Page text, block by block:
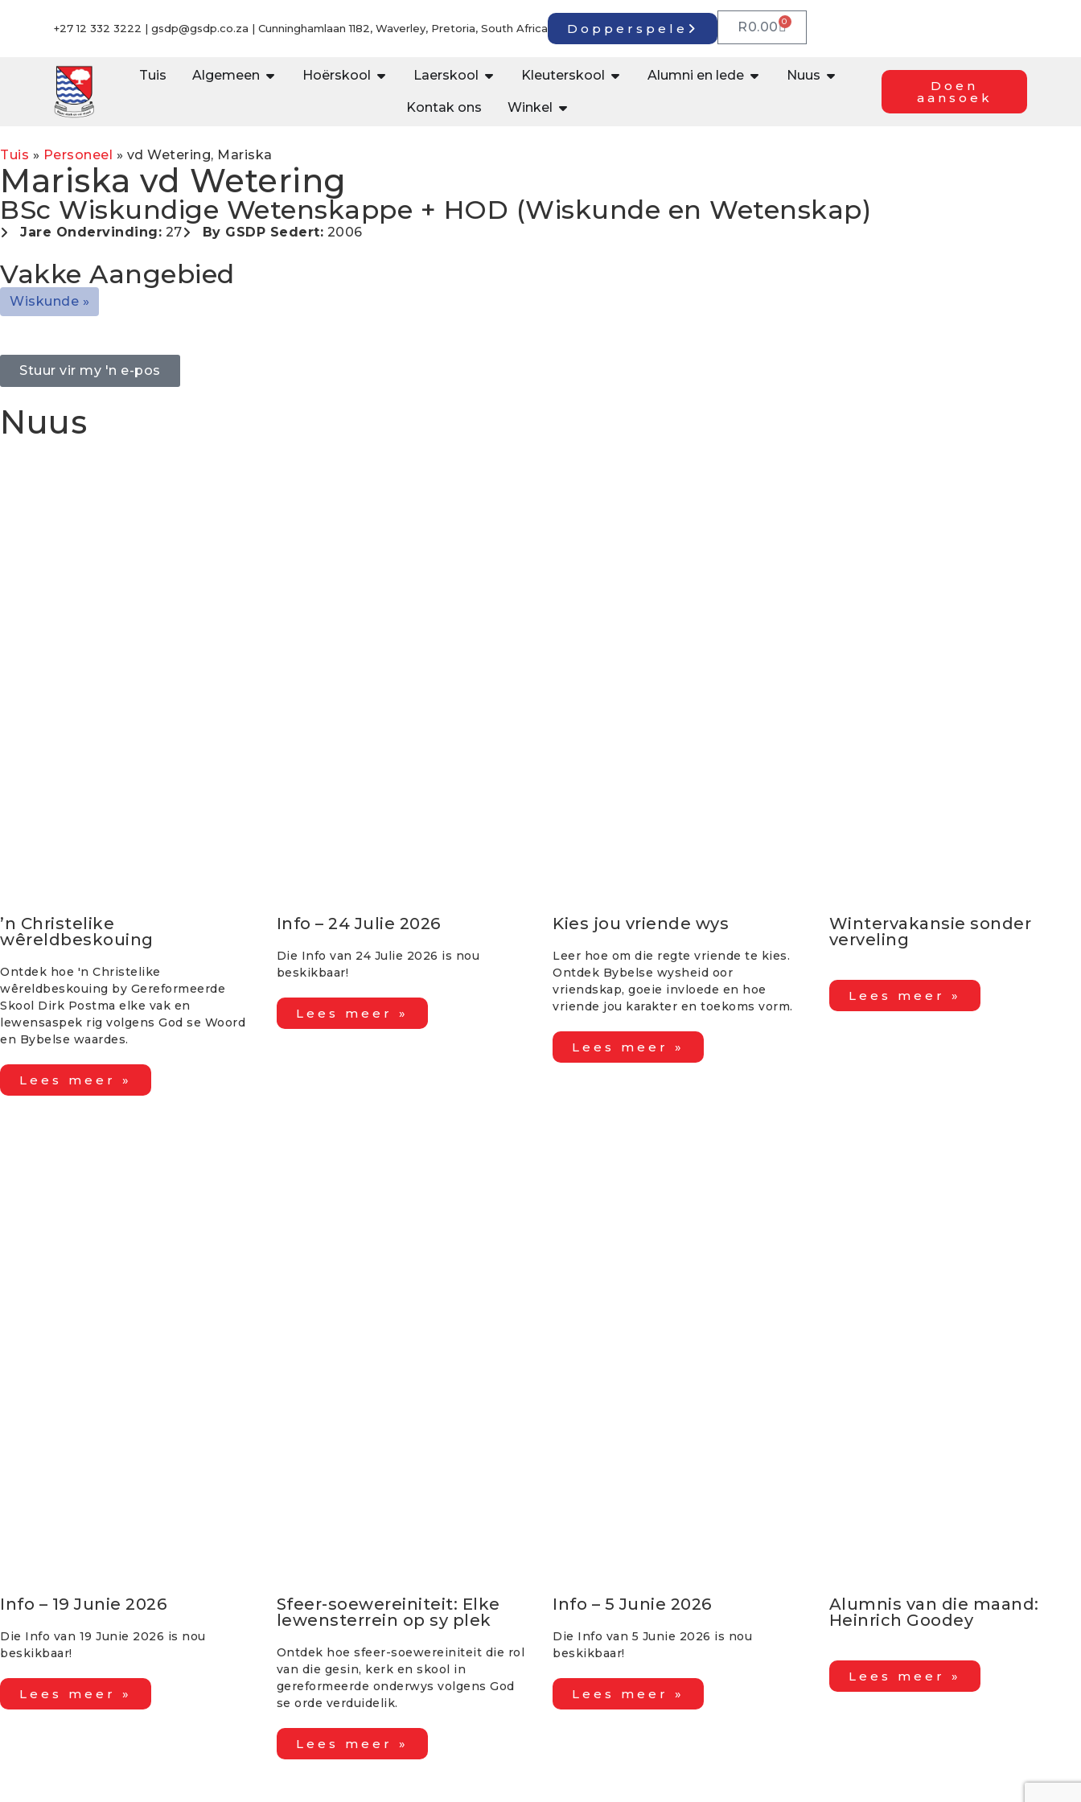
+27 12 332 3222 |gsdp@gsdp.co.za | Cunninghamlaan 1182, Waverley, Pretoria, South Africa Dopperspele R0.00 0
Tuis Algemeen Hoërskool Laerskool Kleuterskool Alumni en lede Nuus
Kontak ons Winkel
Doen
aansoek
Tuis » Personeel » vd Wetering, Mariska
Mariska vd Wetering
BSc Wiskundige Wetenskappe + HOD (Wiskunde en Wetenskap)
Jare Ondervinding: 27 By GSDP Sedert: 2006
Vakke Aangebied
Wiskunde »
Stuur vir my 'n e-pos
Nuus
’n Christelike
wêreldbeskouing
Ontdek hoe 'n Christelike
wêreldbeskouing by Gereformeerde
Skool Dirk Postma elke vak en
lewensaspek rig volgens God se Woord
en Bybelse waardes.
Lees meer »
Info – 24 Julie 2026
Die Info van 24 Julie 2026 is nou
beskikbaar!
Lees meer »
Kies jou vriende wys
Leer hoe om die regte vriende te kies.
Ontdek Bybelse wysheid oor
vriendskap, goeie invloede en hoe
vriende jou karakter en toekoms vorm.
Lees meer »
Wintervakansie sonder
verveling
Lees meer »
Info – 19 Junie 2026
Die Info van 19 Junie 2026 is nou
beskikbaar!
Lees meer »
Sfeer-soewereiniteit: Elke
lewensterrein op sy plek
Ontdek hoe sfeer-soewereiniteit die rol
van die gesin, kerk en skool in
gereformeerde onderwys volgens God
se orde verduidelik.
Lees meer »
Info – 5 Junie 2026
Die Info van 5 Junie 2026 is nou
beskikbaar!
Lees meer »
Alumnis van die maand:
Heinrich Goodey
Lees meer »